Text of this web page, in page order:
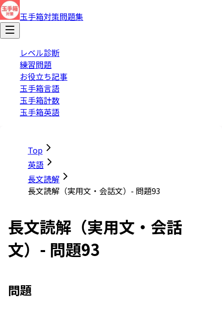
玉手箱対策問題集
レベル診断
練習問題
お役立ち記事
玉手箱言語
玉手箱計数
玉手箱英語
Top
英語
長文読解
長文読解（実用文・会話文）- 問題93
長文読解（実用文・会話
文）- 問題93
問題